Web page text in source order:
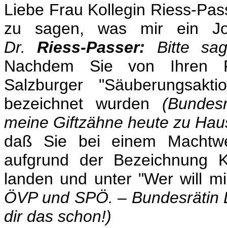
Liebe Frau Kollegin Riess-
zu sagen, was mir ein
Dr.Riess-Passer: Bitte
Nachdem Sie von Ihren
Salzburger
bezeichnet wurden
meine Giftzähne heute zu
daß Sie bei einem
aufgrund der Bezeichnung
landen und unter "Wer will
ÖVP und SPÖ. – Bundesrätin
dir das schon!)